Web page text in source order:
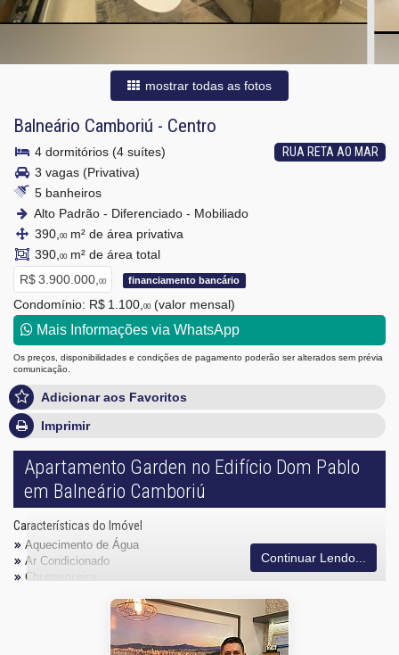
mostrar todas as fotos
Balneário Camboriú - Centro
RUA RETA AO MAR
4 dormitórios (4 suítes)
3 vagas (Privativa)
5 banheiros
Alto Padrão - Diferenciado - Mobiliado
390, 00m² de área privativa
390, 00m² de área total
R$ 3.900.000, 00 financiamento bancário
Condomínio: R$ 1.100, 00 (valor mensal)
Mais Informações via WhatsApp
Os preços, disponibilidades e condições de pagamento poderão ser alterados sem prévia
comunicação.
Adicionar aos Favoritos
Imprimir
Apartamento Garden no Edifício Dom Pablo
em Balneário Camboriú
Características do Imóvel
Aquecimento de Água
Ar Condicionado
Churrasqueira
Piso Porcelanato
Infra para Ar Split
Acabamento em Gesso
Continuar Lendo...